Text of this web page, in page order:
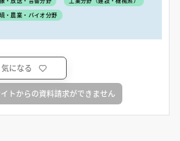
・農業・バイオ分野
気になる
トからの資料請求ができません